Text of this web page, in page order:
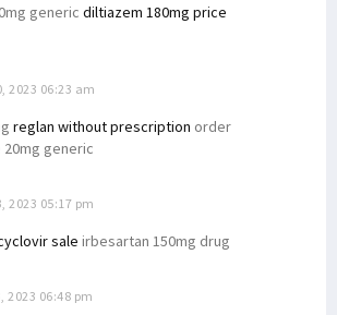
generic diltiazem 180mg price
2023 06:23 am
reglan without prescription order
generic
2023 05:17 pm
sale irbesartan 150mg drug
2023 06:48 pm